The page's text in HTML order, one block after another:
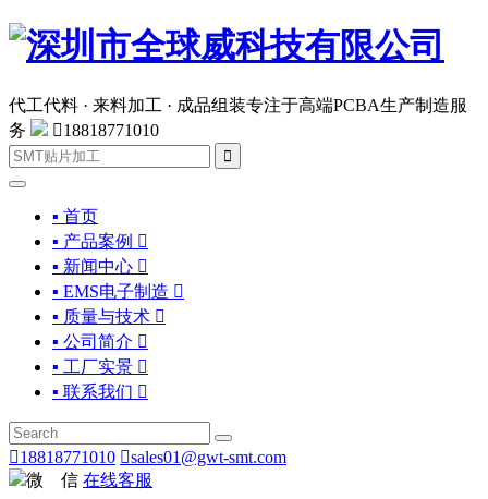
代工代料 · 来料加工 · 成品组装专注于高端PCBA生产制造服
务
18818771010

▪ 首页
▪ 产品案例 
▪ 新闻中心 
▪ EMS电子制造 
▪ 质量与技术 
▪ 公司简介 
▪ 工厂实景 
▪ 联系我们 
18818771010 sales01@gwt-smt.com
微 信 在线客服